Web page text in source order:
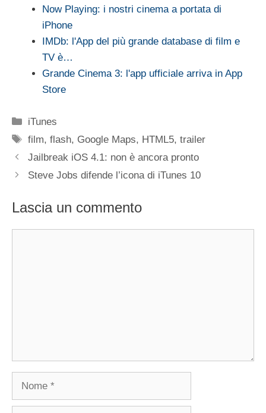
Now Playing: i nostri cinema a portata di
iPhone
IMDb: l'App del più grande database di film e
TV è…
Grande Cinema 3: l'app ufficiale arriva in App
Store
Categorie
iTunes
Tag
film,flash, Google Maps, HTML5,trailer
Jailbreak iOS 4.1: non è ancora pronto
Steve Jobs difende l’icona di iTunes 10
Lascia un commento
Nome